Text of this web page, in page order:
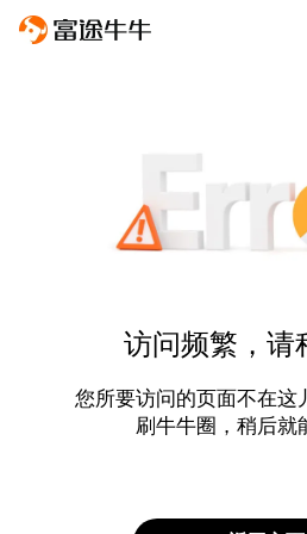
访问频繁，请
您所要访问的页面不在这
刷牛牛圈，稍后就